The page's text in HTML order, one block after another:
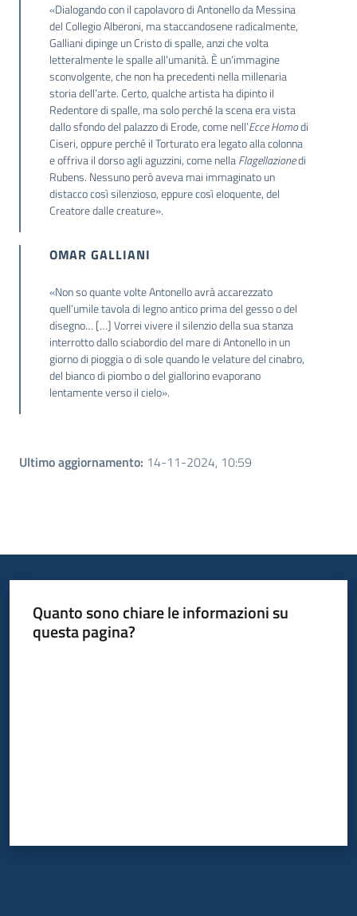
«Dialogando con il capolavoro di Antonello da Messina
del Collegio Alberoni, ma staccandosene radicalmente,
Galliani dipinge un Cristo di spalle, anzi che volta
letteralmente le spalle all’umanità. È un’immagine
sconvolgente, che non ha precedenti nella millenaria
storia dell’arte. Certo, qualche artista ha dipinto il
Redentore di spalle, ma solo perché la scena era vista
dallo sfondo del palazzo di Erode, come nell’Ecce Homodi
Ciseri, oppure perché il Torturato era legato alla colonna
e offriva il dorso agli aguzzini, come nellaFlagellazionedi
Rubens. Nessuno però aveva mai immaginato un
distacco così silenzioso, eppure così eloquente, del
Creatore dalle creature».
OMAR GALLIANI
«Non so quante volte Antonello avrà accarezzato
quell’umile tavola di legno antico prima del gesso o del
disegno… […] Vorrei vivere il silenzio della sua stanza
interrotto dallo sciabordio del mare di Antonello in un
giorno di pioggia o di sole quando le velature del cinabro,
del bianco di piombo o del giallorino evaporano
lentamente verso il cielo».
Ultimo aggiornamento: 14-11-2024, 10:59
Quanto sono chiare le informazioni su
questa pagina?